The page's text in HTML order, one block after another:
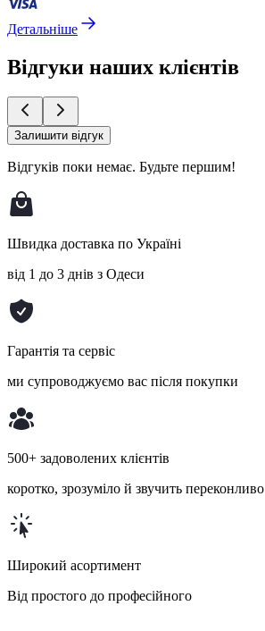
Детальніше
Відгуки наших клієнтів
Залишити відгук
Відгуків поки немає. Будьте першим!
Швидка доставка по Україні
від 1 до 3 днів з Одеси
Гарантія та сервіс
ми супроводжуємо вас після покупки
500+ задоволених клієнтів
коротко, зрозуміло й звучить переконливо
Широкий асортимент
Від простого до професійного